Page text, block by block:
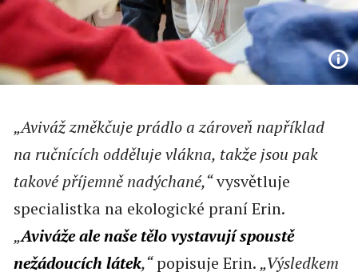
„Aviváž změkčuje prádlo a zároveň například
na ručnících odděluje vlákna, takže jsou pak
takové příjemně nadýchané,“vysvětluje
specialistka na ekologické praní Erin.
„Aviváže ale naše tělo vystavují spoustě
nežádoucích látek,“popisuje Erin. „Výsledkem